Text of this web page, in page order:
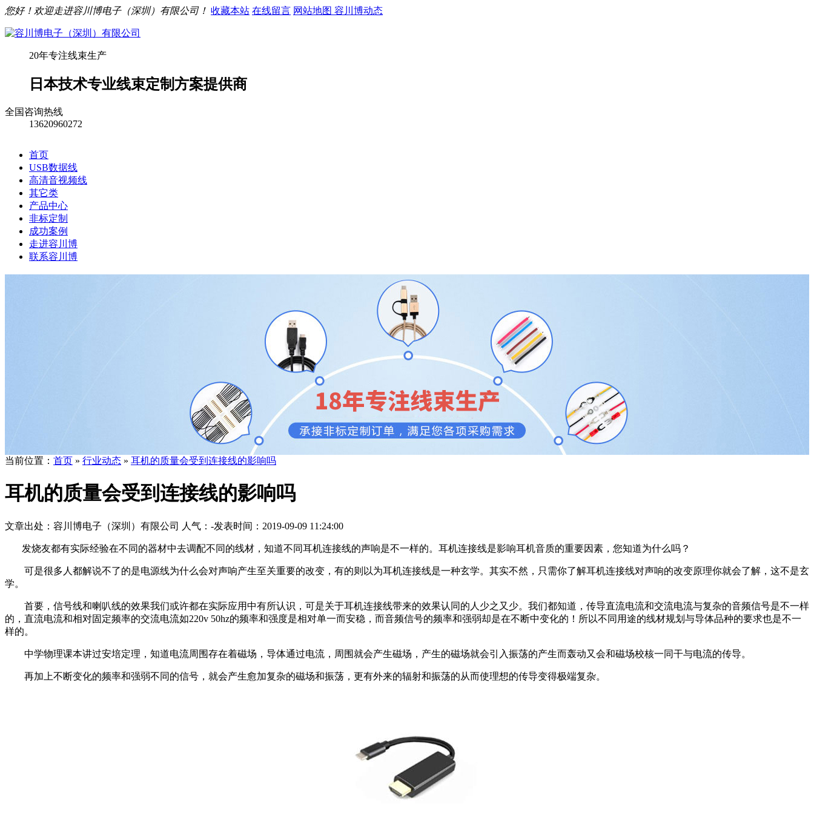
您好！欢迎走进容川博电子（深圳）有限公司！ 收藏本站 在线留言 网站地图 容川博动态
20年专注线束生产
日本技术专业线束定制方案提供商
全国咨询热线
13620960272
首页
USB数据线
高清音视频线
其它类
产品中心
非标定制
成功案例
走进容川博
联系容川博
当前位置： 首页 » 行业动态 » 耳机的质量会受到连接线的影响吗
耳机的质量会受到连接线的影响吗
文章出处：容川博电子（深圳）有限公司 人气： -发表时间：2019-09-09 11:24:00
发烧友都有实际经验在不同的器材中去调配不同的线材，知道不同耳机连接线的声响是不一样的。耳机连接线是影响耳机音质的重要因素，您知道为什么吗？
可是很多人都解说不了的是电源线为什么会对声响产生至关重要的改变，有的则以为耳机连接线是一种玄学。其实不然，只需你了解耳机连接线对声响的改变原理你就会了解，这不是玄
学。
首要，信号线和喇叭线的效果我们或许都在实际应用中有所认识，可是关于耳机连接线带来的效果认同的人少之又少。我们都知道，传导直流电流和交流电流与复杂的音频信号是不一样
的，直流电流和相对固定频率的交流电流如220v 50hz的频率和强度是相对单一而安稳，而音频信号的频率和强弱却是在不断中变化的！所以不同用途的线材规划与导体品种的要求也是不一
样的。
中学物理课本讲过安培定理，知道电流周围存在着磁场，导体通过电流，周围就会产生磁场，产生的磁场就会引入振荡的产生而轰动又会和磁场校核一同干与电流的传导。
再加上不断变化的频率和强弱不同的信号，就会产生愈加复杂的磁场和振荡，更有外来的辐射和振荡的从而使理想的传导变得极端复杂。